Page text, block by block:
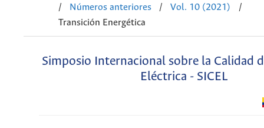
/
Números anteriores / Vol. 10 (2021)
/
Transición Energética
Simposio Internacional sobre la Calidad
Eléctrica - SICEL